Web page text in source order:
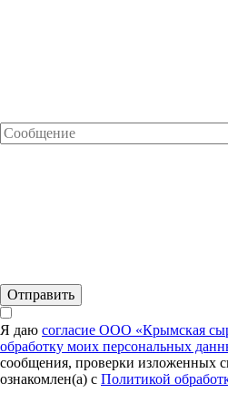
Я даю согласие ООО «Крымская
обработку моих персональных
сообщения, проверки изложенных
ознакомлен(а) с Политикой